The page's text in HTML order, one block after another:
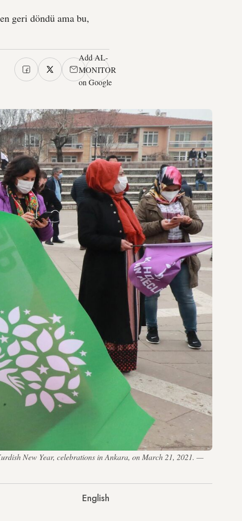
geri döndü ama bu,
Add AL-
MONITOR
on Google
New Year, celebrations in Ankara, on March 21, 2021. —
English